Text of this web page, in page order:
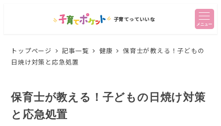
子育てっていいな
メニュー
トップページ 記事一覧 健康
保育士が教える！子どもの
日焼け対策と応急処置
保育士が教える！子どもの日焼け対策
と応急処置